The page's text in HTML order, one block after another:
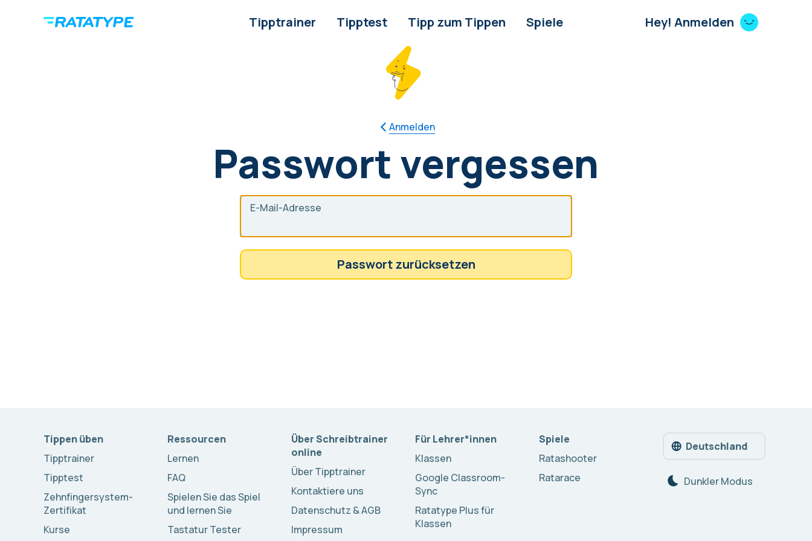
Tipptrainer Tipptest Tipp zum Tippen Spiele Hey! Anmelden
Anmelden
Passwort vergessen
E-Mail-Adresse
Passwort zurücksetzen
Tippen üben
Tipptrainer
Tipptest
Zehnfingersystem-
Zertifikat
Kurse
Ressourcen
Lernen
FAQ
Spielen Sie das Spiel
und lernen Sie
Tastatur Tester
Über Schreibtrainer
online
Über Tipptrainer
Kontaktiere uns
Datenschutz & AGB
Impressum
Für Lehrer*innen
Klassen
Google Classroom-
Sync
Ratatype Plus für
Klassen
Spiele
Ratashooter
Ratarace
Deutschland
Dunkler Modus